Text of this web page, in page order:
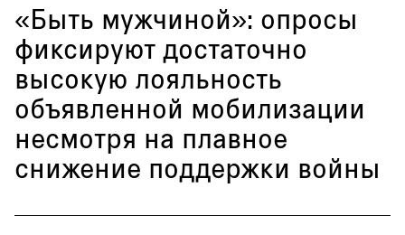
«Быть мужчиной»: опросы
фиксируют достаточно
высокую лояльность
объявленной мобилизации
несмотря на плавное
снижение поддержки войны